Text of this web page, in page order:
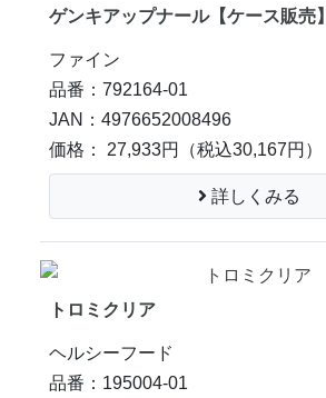
ゲンキアップナール【ケース販売】
ファイン
品番：792164-01
JAN：4976652008496
価格： 27,933円
（税込30,167円）
詳しくみる
トロミクリア
ヘルシーフード
品番：195004-01